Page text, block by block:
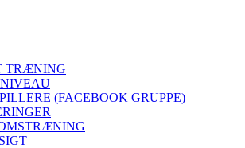
TRÆNING
(FACEBOOK GRUPPE)